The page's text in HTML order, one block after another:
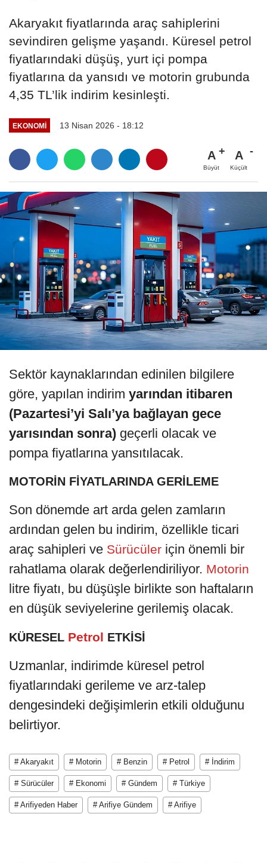
Akaryakıt fiyatlarında araç sahiplerini
sevindiren gelişme yaşandı. Küresel petrol
fiyatlarındaki düşüş, yurt içi pompa
fiyatlarına da yansıdı ve motorin grubunda
4,35 TL’lik indirim kesinleşti.
EKONOMI 13 Nisan 2026 - 18:12
A
Büyüt
A
Küçült
Sektör kaynaklarından edinilen bilgilere
göre, yapılan indirim yarından itibaren
(Pazartesi’yi Salı’ya bağlayan gece
yarısından sonra) geçerli olacak ve
pompa fiyatlarına yansıtılacak.
MOTORİN FİYATLARINDA GERİLEME
Son dönemde art arda gelen zamların
ardından gelen bu indirim, özellikle ticari
araç sahipleri ve Sürücüler için önemli bir
rahatlama olarak değerlendiriliyor. Motorin
litre fiyatı, bu düşüşle birlikte son haftaların
en düşük seviyelerine gerilemiş olacak.
KÜRESEL Petrol ETKİSİ
Uzmanlar, indirimde küresel petrol
fiyatlarındaki gerileme ve arz-talep
dengesindeki değişimlerin etkili olduğunu
belirtiyor.
# Akaryakıt # Motorin # Benzin # Petrol # İndirim
# Sürücüler # Ekonomi # Gündem # Türkiye
# Arifiyeden Haber # Arifiye Gündem # Arifiye